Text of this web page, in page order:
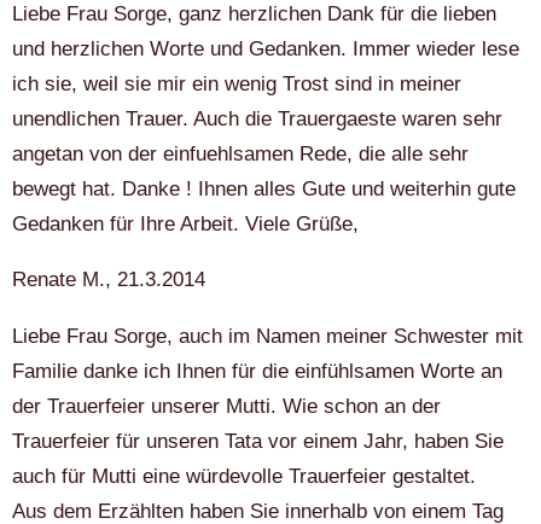
Liebe Frau Sorge, ganz herzlichen Dank für die lieben
und herzlichen Worte und Gedanken. Immer wieder lese
ich sie, weil sie mir ein wenig Trost sind in meiner
unendlichen Trauer. Auch die Trauergaeste waren sehr
angetan von der einfuehlsamen Rede, die alle sehr
bewegt hat. Danke ! Ihnen alles Gute und weiterhin gute
Gedanken für Ihre Arbeit. Viele Grüße,
Renate M., 21.3.2014
Liebe Frau Sorge, auch im Namen meiner Schwester mit
Familie danke ich Ihnen für die einfühlsamen Worte an
der Trauerfeier unserer Mutti. Wie schon an der
Trauerfeier für unseren Tata vor einem Jahr, haben Sie
auch für Mutti eine würdevolle Trauerfeier gestaltet.
Aus dem Erzählten haben Sie innerhalb von einem Tag